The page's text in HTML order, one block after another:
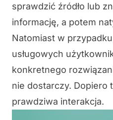
sprawdzić źródło lub
informację, a potem
Natomiast w
usługowych
konkretnego
nie dostarczy. Dopiero
prawdziwa interakcja.